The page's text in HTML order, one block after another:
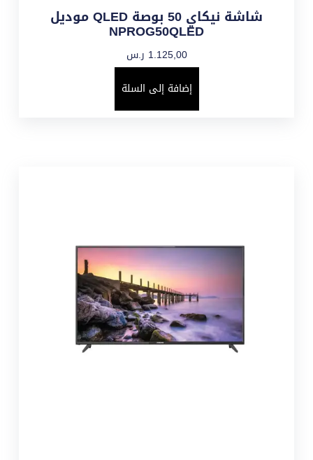
شاشة نيكاي 50 بوصة QLED موديل
NPROG50QLED
1.125,00 ر.س
إضافة إلى السلة